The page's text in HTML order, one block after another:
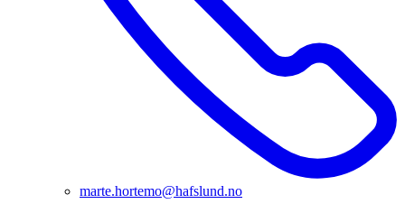
marte.hortemo@hafslund.no